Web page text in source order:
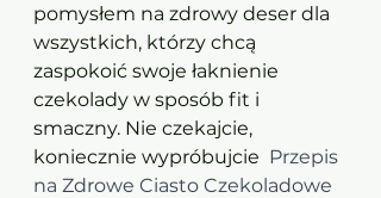
pomysłem na zdrowy deser dla
wszystkich, którzy chcą
zaspokoić swoje łaknienie
czekolady w sposób fit i
smaczny. Nie czekajcie,
koniecznie wypróbujcie Przepis
na Zdrowe Ciasto Czekoladowe